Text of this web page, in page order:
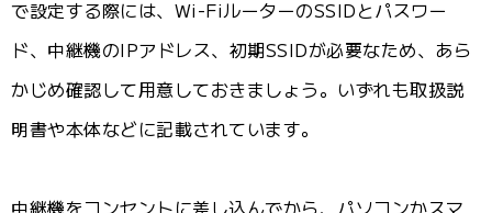
で設定する際には、Wi-FiルーターのSSIDとパスワー
ド、中継機のIPアドレス、初期SSIDが必要なため、あら
かじめ確認して用意しておきましょう。いずれも取扱説
明書や本体などに記載されています。
中継機をコンセントに差し込んでから、パソコンかスマ